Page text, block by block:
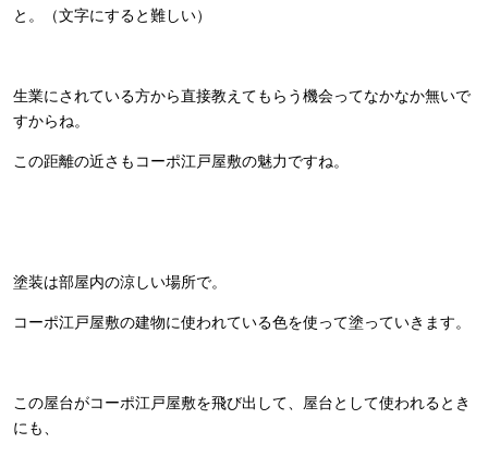
と。（文字にすると難しい）
生業にされている方から直接教えてもらう機会ってなかなか無いで
すからね。
この距離の近さもコーポ江戸屋敷の魅力ですね。
塗装は部屋内の涼しい場所で。
コーポ江戸屋敷の建物に使われている色を使って塗っていきます。
この屋台がコーポ江戸屋敷を飛び出して、屋台として使われるとき
にも、